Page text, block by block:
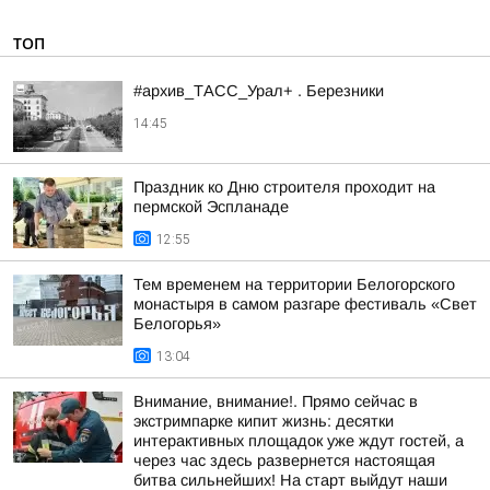
ТОП
#архив_ТАСС_Урал+ . Березники
14:45
Праздник ко Дню строителя проходит на
пермской Эспланаде
12:55
Тем временем на территории Белогорского
монастыря в самом разгаре фестиваль «Свет
Белогорья»
13:04
Внимание, внимание!. Прямо сейчас в
экстримпарке кипит жизнь: десятки
интерактивных площадок уже ждут гостей, а
через час здесь развернется настоящая
битва сильнейших! На старт выйдут наши